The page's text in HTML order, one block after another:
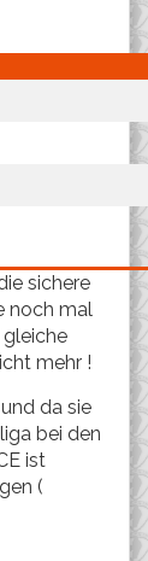
sichere
noch mal
mehr !
da sie
bei den
ist
(